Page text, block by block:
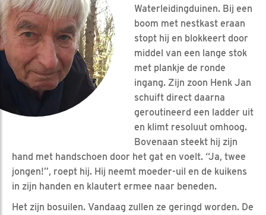
Waterleidingduinen. Bij een
boom met nestkast eraan
stopt hij en blokkeert door
middel van een lange stok
met plankje de ronde
ingang. Zijn zoon Henk Jan
schuift direct daarna
geroutineerd een ladder uit
en klimt resoluut omhoog.
Bovenaan steekt hij zijn
hand met handschoen door het gat en voelt. “Ja, twee
jongen!”, roept hij. Hij neemt moeder-uil en de kuikens
in zijn handen en klautert ermee naar beneden.
Het zijn bosuilen. Vandaag zullen ze geringd worden. De